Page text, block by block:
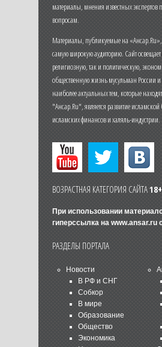
материалы, мнения известных
вопросам.
Материалы, публикуемые на
самую широкую аудиторию. Сайт освещает
религиозную, так и политическую,
общественную жизнь мусульман России
наиболее актуальных тем, которые
"Ансар.Ru", является развитие
исламских финансов и халяль-индустрии.
ВОЗРАСТНАЯ КАТЕГОРИЯ САЙТА18+
При использовании
гиперссылка на www.ansar.ru
РАЗДЕЛЫ ПОРТАЛА
Новости
В РФ и СНГ
Собкор
В мире
Образование
Общество
Экономика